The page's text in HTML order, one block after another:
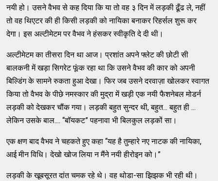
नयी हो। उसने वैभव से कह दिया कि या तो वह ३ दिन में लड़की ढूँढ ले, नहीं
तो वह थिएटर की ही किसी लड़की को नायिका बनाकर रिहर्सल शुरू कर
देगा। इस अल्टीमेटम पर वैभव ने हंसकर स्वीकृति दे दी थी।
अल्टीमेटम का तीसरा दिन था आज। प्रशांत अपने फ्लेट की छोटी सी
बालकनी में खड़ा सिगरेट फूंक रहा था कि उसने वैभव की कार को अपनी
बिल्डिंग के सामने रुकता हुआ देखा। फिर जब उसने दरवाज़ा खोलकर स्वागत
किया तो वैभव के पीछे नमस्कार की मुद्रा में खड़ी एक नयी फैशनेबल मोडर्न
लड़की को देखकर चौंक गया। लड़की बहुत सुन्दर थी, बहुत... बहुत ही ...
लेकिन उसके बाल.... “बॉयकट” पहनावा भी बिलकुल लड़कों सा।
एक क्षण बाद वैभव ने चहकते हुए कहा “यह है तुम्हारे नए नाटक की नायिका,
आई मीन विधि। देखो खोज लिया न मैंने नयी हीरोइन को।”
लड़की के खूबसूरत दांत चमक रहे थे। वह थोडा-सा झिझक भी रही थी।